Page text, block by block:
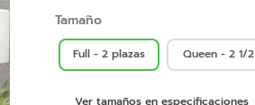
Tamaño
Full - 2 plazas Queen - 2 1/
Ver tamaños en especificaciones